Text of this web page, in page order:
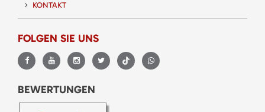
KONTAKT
FOLGEN SIE UNS
BEWERTUNGEN